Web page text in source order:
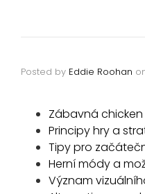
Posted by Eddie Roohan
Zábavná
Principy hry a
Tipy pro
Herní módy a
Význam